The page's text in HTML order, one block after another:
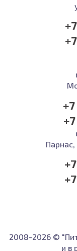
Парнас,
2008-2026 ©
и в